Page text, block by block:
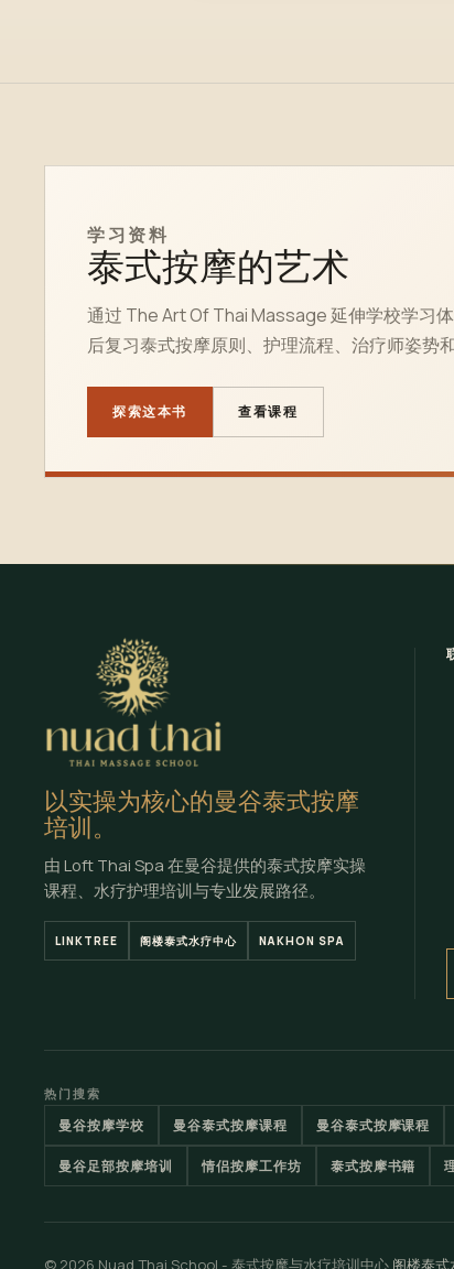
学习资料
泰式按摩的艺术
通过 The Art Of Thai Massage 延伸学校学习
后复习泰式按摩原则、护理流程、治疗师姿势
探索这本书 查看课程
以实操为核心的曼谷泰式按摩
培训。
由 Loft Thai Spa 在曼谷提供的泰式按摩实操
课程、水疗护理培训与专业发展路径。
LINKTREE 阁楼泰式水疗中心 NAKHON SPA
热门搜索
曼谷按摩学校 曼谷泰式按摩课程 曼谷泰式按摩课程
曼谷足部按摩培训 情侣按摩工作坊 泰式按摩书籍
© 2026 Nuad Thai School - 泰式按摩与水疗培训中心 阁楼泰